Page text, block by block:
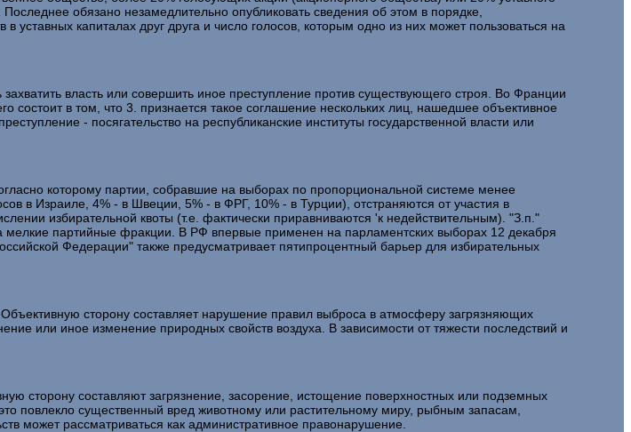
обязано незамедлительно опубликовать сведения об этом в порядке,
капиталах друг друга и число голосов, которым одно из них может пользоваться на
власть или совершить иное преступление против существующего строя. Во Франции
в том, что 3. признается такое соглашение нескольких лиц, нашедшее объективное
- посягательство на республиканские институты государственной власти или
которому партии, собравшие на выборах по пропорциональной системе менее
в Израиле, 4% - в Швеции, 5% - в ФРГ, 10% - в Турции), отстраняются от участия в
избирательной квоты (т.е. фактически приравниваются 'к недействительным). "З.п."
мелкие партийные фракции. В РФ впервые применен на парламентских выборах 12 декабря
Федерации" также предусматривает пятипроцентный барьер для избирательных
сторону составляет нарушение правил выброса в атмосферу загрязняющих
или иное изменение природных свойств воздуха. В зависимости от тяжести последствий и
сторону составляют загрязнение, засорение, истощение поверхностных или подземных
повлекло существенный вред животному или растительному миру, рыбным запасам,
может рассматриваться как административное правонарушение.